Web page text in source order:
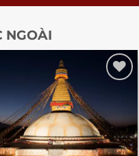
NGOÀI